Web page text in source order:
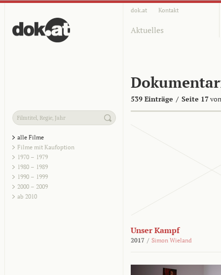
dok.at Kontakt
Aktuelles
539 Einträge / Seite 17
alle Filme
Filme mit Kaufoption
1970 – 1979
1980 – 1989
1990 – 1999
2000 – 2009
ab 2010
Unser Kampf
2017 / Simon Wieland